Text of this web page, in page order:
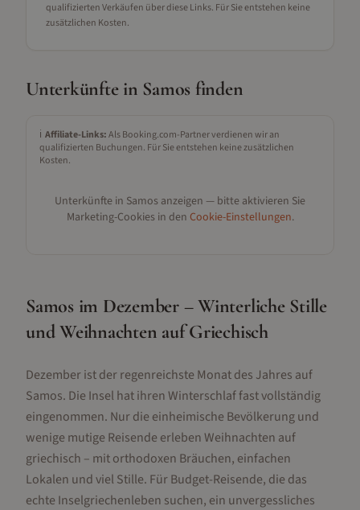
qualifizierten Verkäufen über diese Links. Für Sie entstehen keine
zusätzlichen Kosten.
Unterkünfte in Samos finden
ℹ️ Affiliate-Links:Als Booking.com-Partner verdienen wir an
qualifizierten Buchungen. Für Sie entstehen keine zusätzlichen
Kosten.
Unterkünfte in Samos anzeigen — bitte aktivieren Sie
Marketing-Cookies in den Cookie-Einstellungen.
Samos im Dezember – Winterliche Stille
und Weihnachten auf Griechisch
Dezember ist der regenreichste Monat des Jahres auf
Samos. Die Insel hat ihren Winterschlaf fast vollständig
eingenommen. Nur die einheimische Bevölkerung und
wenige mutige Reisende erleben Weihnachten auf
griechisch – mit orthodoxen Bräuchen, einfachen
Lokalen und viel Stille. Für Budget-Reisende, die das
echte Inselgriechenleben suchen, ein unvergessliches